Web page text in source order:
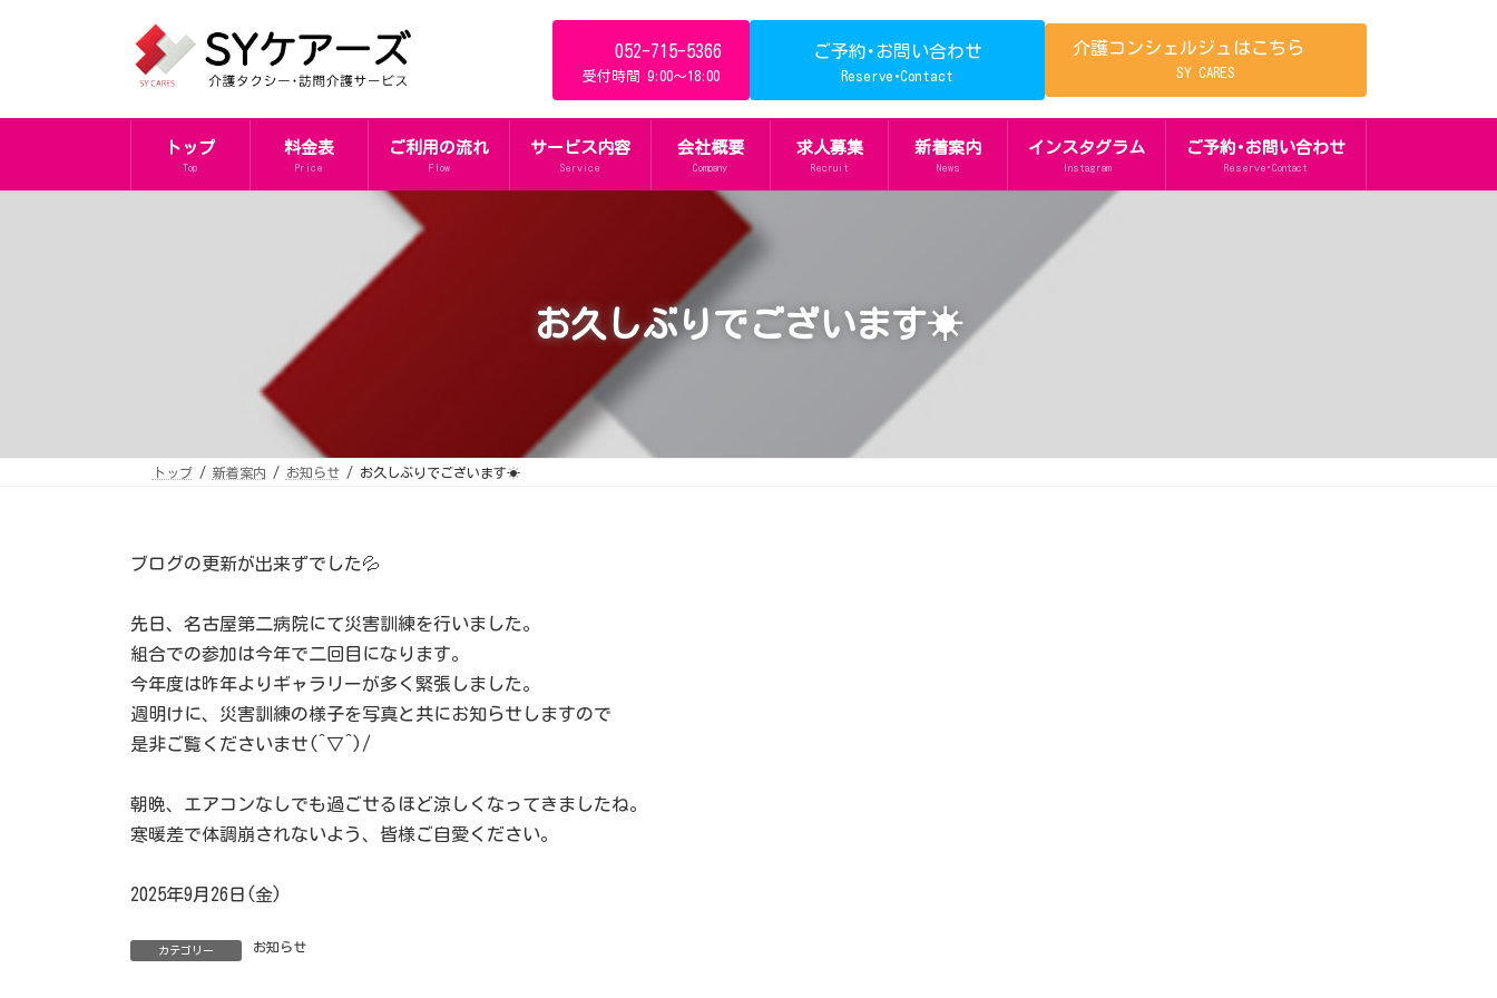
ス
ン
052-715-5366
受付時間 9:00～18:00
ご予約･お問い合わせ
Reserve･Contact
介護コンシェルジュはこちら
SY CARES
トップ
Top
料金表
Price
ご利用の流れ
Flow
サービス内容
Service
会社概要
Company
求人募集
Recruit
新着案内
News
インスタグラム
Instagram
ご予約･お問い合わせ
Reserve･Contact
お久しぶりでございます☀
トップ 新着案内 お知らせ お久しぶりでございます☀
ブログの更新が出来ずでした💦
先日、名古屋第二病院にて災害訓練を行いました。
組合での参加は今年で二回目になります。
今年度は昨年よりギャラリーが多く緊張しました。
週明けに、災害訓練の様子を写真と共にお知らせしますので
是非ご覧くださいませ(^▽^)/
朝晩、エアコンなしでも過ごせるほど涼しくなってきましたね。
寒暖差で体調崩されないよう、皆様ご自愛ください。
2025年9月26日(金)
カテゴリー お知らせ